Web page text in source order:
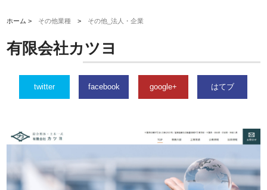
ホーム > その他業種 > その他_法人・企業
有限会社カツヨ
twitter facebook google+ はてブ